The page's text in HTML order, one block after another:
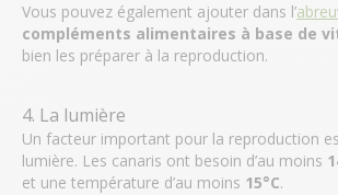
Vous pouvez également ajouter dans l’
compléments alimentaires à base de
bien les préparer à la reproduction.
4. La lumière
Un facteur important pour la reproduction
lumière. Les canaris ont besoin d’au moins
et une température d’au moins 15°C.